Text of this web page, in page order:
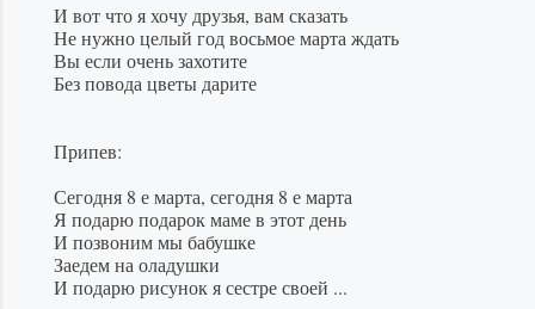
И вот что я хочу друзья, вам сказать
Не нужно целый год восьмое марта ждать
Вы если очень захотите
Без повода цветы дарите
Припев:
Сегодня 8 е марта, сегодня 8 е марта
Я подарю подарок маме в этот день
И позвоним мы бабушке
Заедем на оладушки
И подарю рисунок я сестре своей ...